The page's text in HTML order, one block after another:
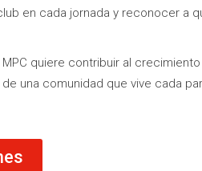
en cada jornada y reconocer a
quiere contribuir al
una comunidad que vive cada